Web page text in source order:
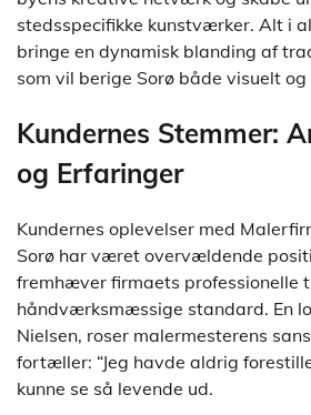
stedsspecifikke kunstværker. Alt i
bringe en dynamisk blanding af
som vil berige Sorø både visuelt
Kundernes Stemmer:
og Erfaringer
Kundernes oplevelser med
Sorø har været overvældende
fremhæver firmaets professionelle
håndværksmæssige standard. En
Nielsen, roser malermesterens
fortæller: “Jeg havde aldrig
kunne se så levende ud.